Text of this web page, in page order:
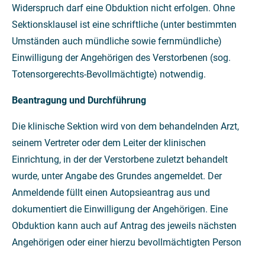
Widerspruch darf eine Obduktion nicht erfolgen. Ohne
Sektionsklausel ist eine schriftliche (unter bestimmten
Umständen auch mündliche sowie fernmündliche)
Einwilligung der Angehörigen des Verstorbenen (sog.
Totensorgerechts-Bevollmächtigte) notwendig.
Beantragung und Durchführung
Die klinische Sektion wird von dem behandelnden Arzt,
seinem Vertreter oder dem Leiter der klinischen
Einrichtung, in der der Verstorbene zuletzt behandelt
wurde, unter Angabe des Grundes angemeldet. Der
Anmeldende füllt einen Autopsieantrag aus und
dokumentiert die Einwilligung der Angehörigen. Eine
Obduktion kann auch auf Antrag des jeweils nächsten
Angehörigen oder einer hierzu bevollmächtigten Person